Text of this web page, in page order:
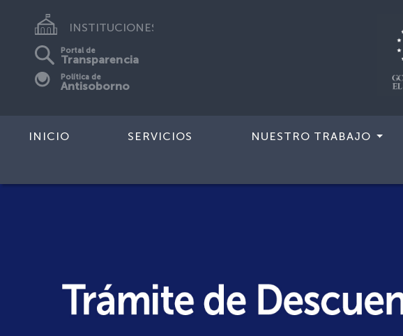
INSTITUCIONES
Portal de
Transparencia
Política de
Antisoborno
INICIO SERVICIOS NUESTRO TRABAJO